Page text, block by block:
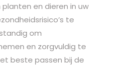
en dieren in uw
te
om
en zorgvuldig te
beste passen bij de